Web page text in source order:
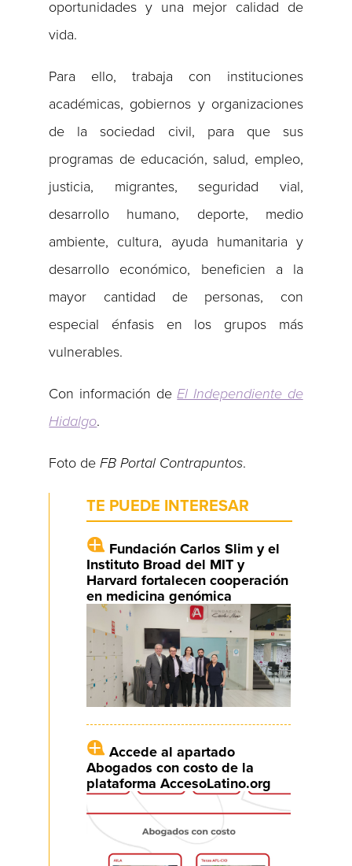
oportunidades y una mejor calidad de
vida.
Para ello, trabaja con instituciones
académicas, gobiernos y organizaciones
de la sociedad civil, para que sus
programas de educación, salud, empleo,
justicia, migrantes, seguridad vial,
desarrollo humano, deporte, medio
ambiente, cultura, ayuda humanitaria y
desarrollo económico, beneficien a la
mayor cantidad de personas, con
especial énfasis en los grupos más
vulnerables.
Con información deEl Independiente de
Hidalgo.
Foto deFB Portal Contrapuntos.
TE PUEDE INTERESAR
Fundación Carlos Slim y el
Instituto Broad del MIT y
Harvard fortalecen cooperación
en medicina genómica
Accede al apartado
Abogados con costo de la
plataforma AccesoLatino.org